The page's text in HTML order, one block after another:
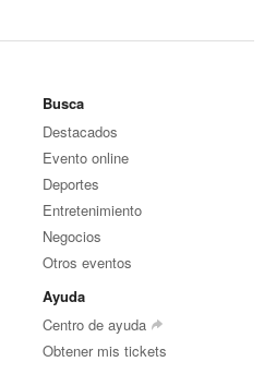
Busca
Destacados
Evento online
Deportes
Entretenimiento
Negocios
Otros eventos
Ayuda
Centro de ayuda
Obtener mis tickets